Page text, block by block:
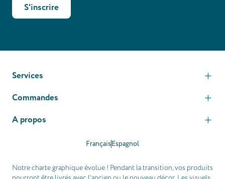
S'inscrire
Services
Commandes
A propos
FrançaisEspagnol
Notre charte graphique évolue ! Pendant la transition, vos produits